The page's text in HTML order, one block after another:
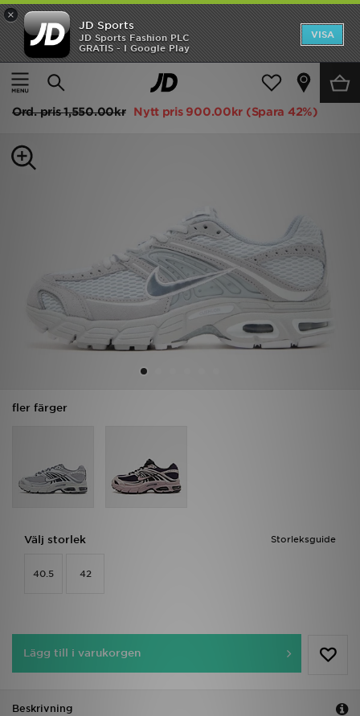
×
JD Sports
JD Sports Fashion PLC
GRATIS - I Google Play
VISA
Hem
Dam Damskor Sneakers
Nike Air Max Moto 2K Women's
Ord. pris1,550.00kr Nytt pris 900.00kr (Spara 42%)
fler färger
Storleksguide
Välj storlek
40.5 42
Lägg till i varukorgen
Beskrivning
Hem
Rea
Dam
Bästsäljare
Mina meddelanden
JD Blogg